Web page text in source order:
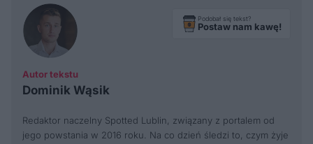
Autor tekstu
Dominik Wąsik
Podobał się tekst?
Postaw nam kawę!
Redaktor naczelny Spotted Lublin, związany z portalem od
jego powstania w 2016 roku. Na co dzień śledzi to, czym żyje